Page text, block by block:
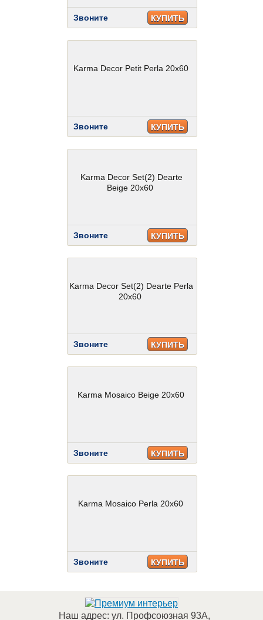
Звоните КУПИТЬ
Karma Decor Petit Perla 20x60
Звоните КУПИТЬ
Karma Decor Set(2) Dearte
Beige 20x60
Звоните КУПИТЬ
Karma Decor Set(2) Dearte Perla
20x60
Звоните КУПИТЬ
Karma Mosaico Beige 20x60
Звоните КУПИТЬ
Karma Mosaico Perla 20x60
Звоните КУПИТЬ
Наш адрес: ул. Профсоюзная 93А,